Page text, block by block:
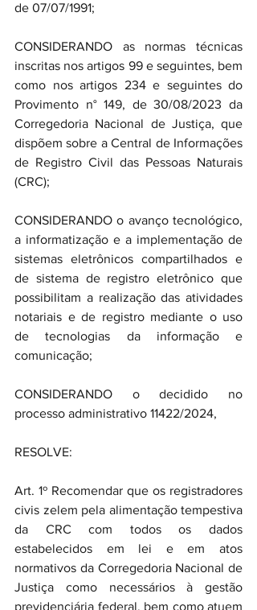
de 07/07/1991;
CONSIDERANDO as normas técnicas
inscritas nos artigos 99 e seguintes, bem
como nos artigos 234 e seguintes do
Provimento n° 149, de 30/08/2023 da
Corregedoria Nacional de Justiça, que
dispõem sobre a Central de Informações
de Registro Civil das Pessoas Naturais
(CRC);
CONSIDERANDO o avanço tecnológico,
a informatização e a implementação de
sistemas eletrônicos compartilhados e
de sistema de registro eletrônico que
possibilitam a realização das atividades
notariais e de registro mediante o uso
de tecnologias da informação e
comunicação;
CONSIDERANDO o decidido no
processo administrativo 11422/2024,
RESOLVE:
Art. 1º Recomendar que os registradores
civis zelem pela alimentação tempestiva
da CRC com todos os dados
estabelecidos em lei e em atos
normativos da Corregedoria Nacional de
Justiça como necessários à gestão
previdenciária federal, bem como atuem